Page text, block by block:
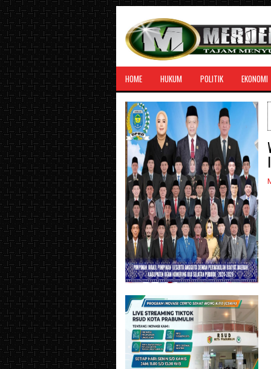
HOME HUKUM POLITIK EKONOMI